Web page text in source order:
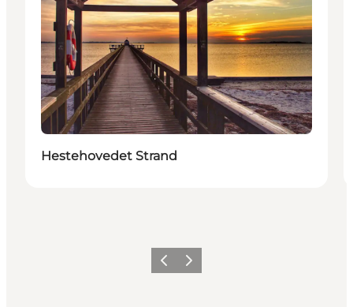
Hestehovedet Strand
ForrigeNæste